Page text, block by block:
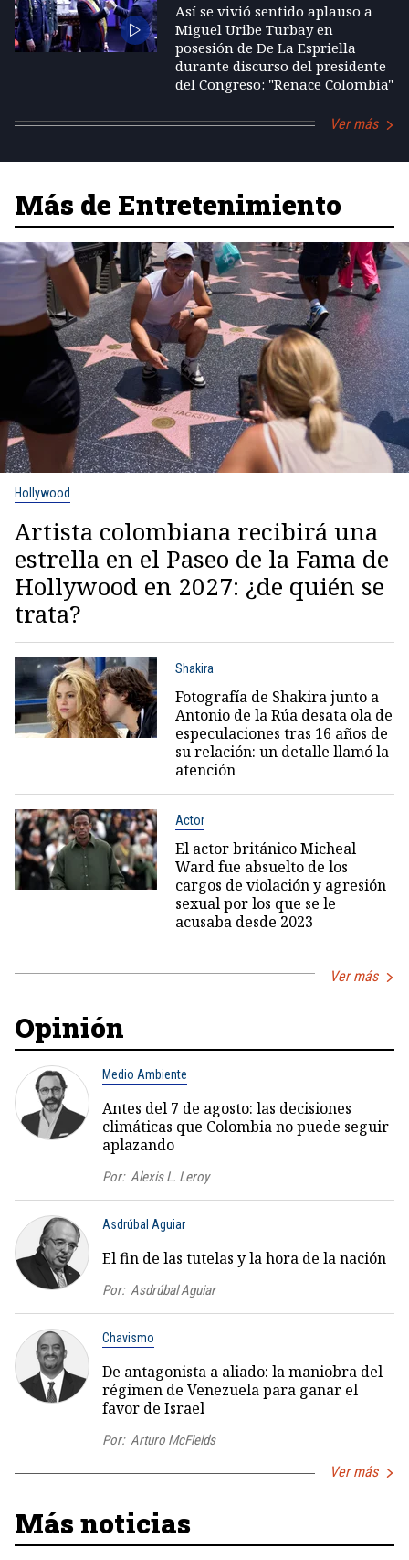
Así se vivió sentido aplauso a
Miguel Uribe Turbay en
posesión de De La Espriella
durante discurso del presidente
del Congreso: "Renace Colombia"
Ver más
Más de Entretenimiento
Hollywood
Artista colombiana recibirá una
estrella en el Paseo de la Fama de
Hollywood en 2027: ¿de quién se
trata?
Shakira
Fotografía de Shakira junto a
Antonio de la Rúa desata ola de
especulaciones tras 16 años de
su relación: un detalle llamó la
atención
Actor
El actor británico Micheal
Ward fue absuelto de los
cargos de violación y agresión
sexual por los que se le
acusaba desde 2023
Ver más
Opinión
Medio Ambiente
Antes del 7 de agosto: las decisiones
climáticas que Colombia no puede seguir
aplazando
Por: Alexis L. Leroy
Asdrúbal Aguiar
El fin de las tutelas y la hora de la nación
Por: Asdrúbal Aguiar
Chavismo
De antagonista a aliado: la maniobra del
régimen de Venezuela para ganar el
favor de Israel
Por: Arturo McFields
Ver más
Más noticias